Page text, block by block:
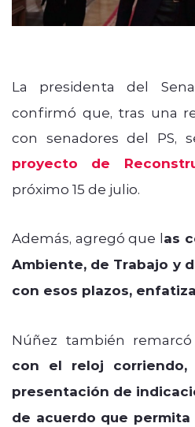
La presidenta del
confirmó que, tras una
con senadores del PS,
proyecto de
próximo 15 de julio.
Además, agregó que las
Ambiente, de Trabajo y
con esos plazos,
Núñez también
con el reloj
presentación de
de acuerdo que